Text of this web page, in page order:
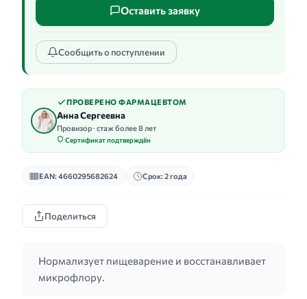
Оставить заявку
Сообщить о поступлении
ПРОВЕРЕНО ФАРМАЦЕВТОМ
Анна Сергеевна
Провизор · стаж более 8 лет
Сертификат подтверждён
EAN: 4660295682624 Срок: 2 года
Поделиться
Нормализует пищеварение и восстанавливает
микрофлору.